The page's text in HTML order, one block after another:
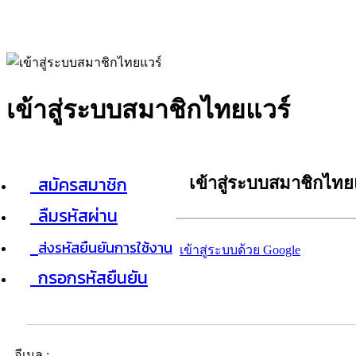
เข้าสู่ระบบสมาชิกไทยแวร์
สมัครสมาชิก
ลืมรหัสผ่าน
ส่งรหัสยืนยันการใช้งาน
กรอกรหัสยืนยัน
เข้าสู่ระบบสมาชิกไท
เข้าสู่ระบบด้วย Google